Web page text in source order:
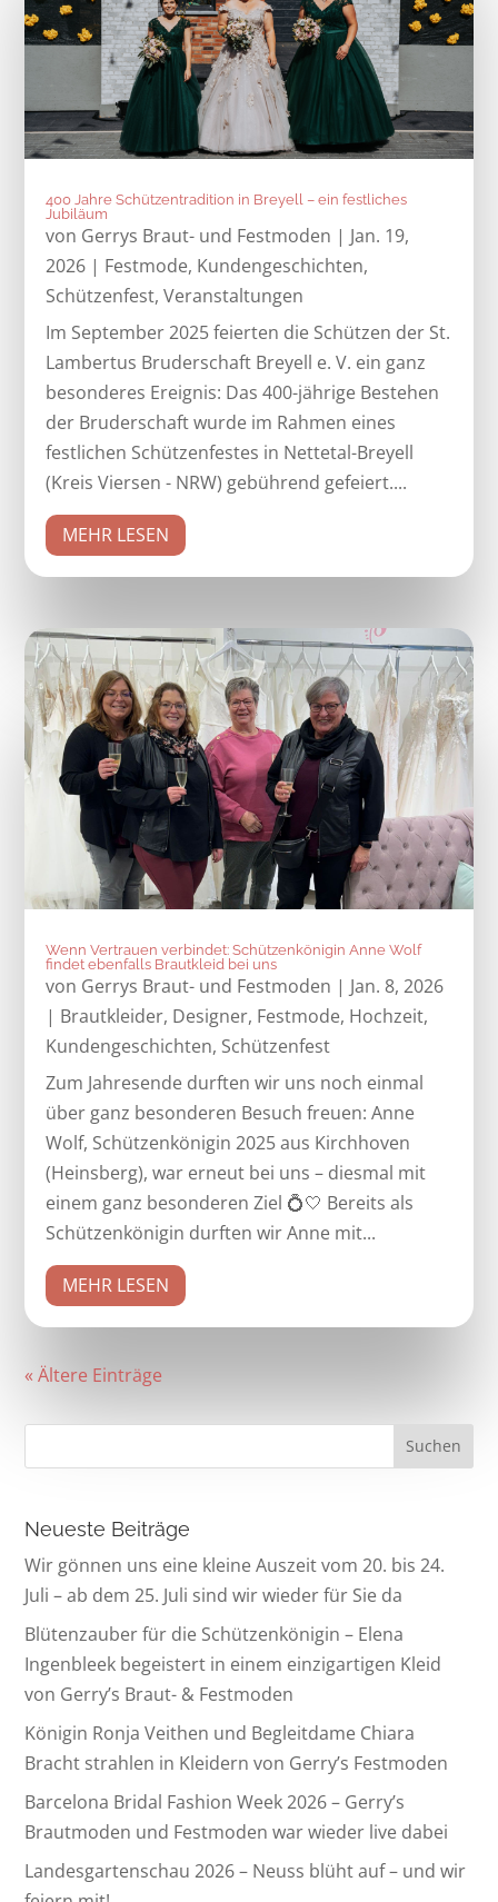
400 Jahre Schützentradition in Breyell – ein festliches
Jubiläum
von Gerrys Braut- und Festmoden | Jan. 19,
2026 | Festmode, Kundengeschichten,
Schützenfest,Veranstaltungen
Im September 2025 feierten die Schützen der St.
Lambertus Bruderschaft Breyell e. V. ein ganz
besonderes Ereignis: Das 400-jährige Bestehen
der Bruderschaft wurde im Rahmen eines
festlichen Schützenfestes in Nettetal-Breyell
(Kreis Viersen - NRW) gebührend gefeiert....
MEHR LESEN
Wenn Vertrauen verbindet: Schützenkönigin Anne Wolf
findet ebenfalls Brautkleid bei uns
von Gerrys Braut- und Festmoden | Jan. 8, 2026
| Brautkleider, Designer, Festmode, Hochzeit,
Kundengeschichten, Schützenfest
Zum Jahresende durften wir uns noch einmal
über ganz besonderen Besuch freuen: Anne
Wolf, Schützenkönigin 2025 aus Kirchhoven
(Heinsberg), war erneut bei uns – diesmal mit
einem ganz besonderen Ziel 💍🤍 Bereits als
Schützenkönigin durften wir Anne mit...
MEHR LESEN
« Ältere Einträge
Neueste Beiträge
Wir gönnen uns eine kleine Auszeit vom 20. bis 24.
Juli – ab dem 25. Juli sind wir wieder für Sie da
Blütenzauber für die Schützenkönigin – Elena
Ingenbleek begeistert in einem einzigartigen Kleid
von Gerry’s Braut- & Festmoden
Königin Ronja Veithen und Begleitdame Chiara
Bracht strahlen in Kleidern von Gerry’s Festmoden
Barcelona Bridal Fashion Week 2026 – Gerry’s
Brautmoden und Festmoden war wieder live dabei
Landesgartenschau 2026 – Neuss blüht auf – und wir